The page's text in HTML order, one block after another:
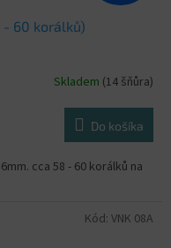
- 60 korálků)
Skladem (14 šňůra)
Do košíka
cca 58 - 60 korálků na
Kód: VNK 08A